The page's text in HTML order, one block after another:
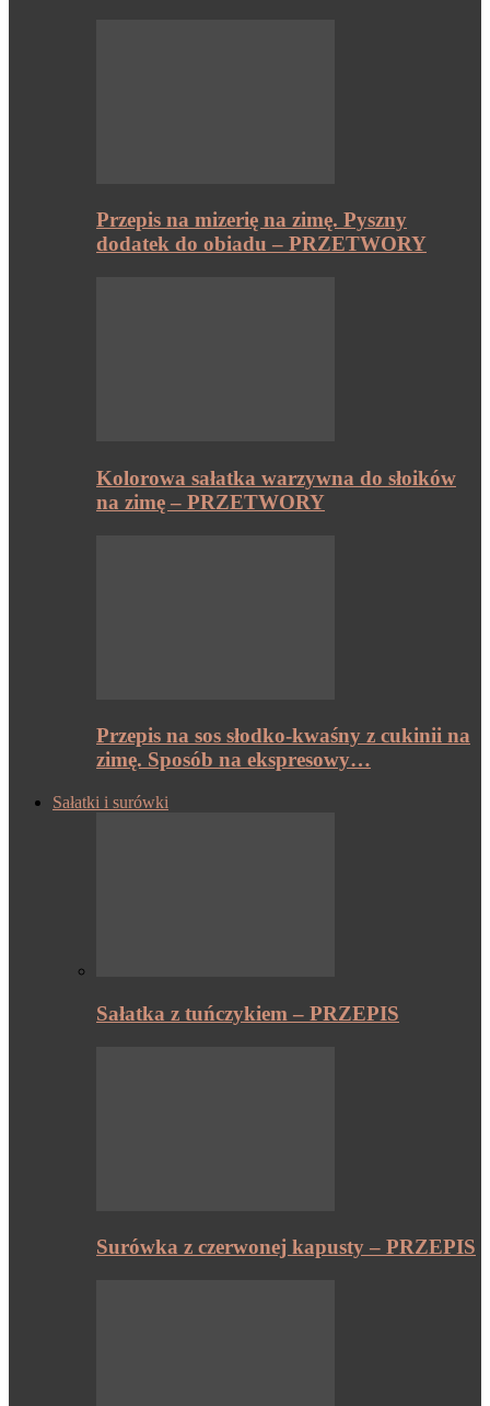
Przepis na mizerię na zimę. Pyszny
dodatek do obiadu – PRZETWORY
Kolorowa sałatka warzywna do słoików
na zimę – PRZETWORY
Przepis na sos słodko-kwaśny z cukinii na
zimę. Sposób na ekspresowy…
Sałatki i surówki
Sałatka z tuńczykiem – PRZEPIS
Surówka z czerwonej kapusty – PRZEPIS